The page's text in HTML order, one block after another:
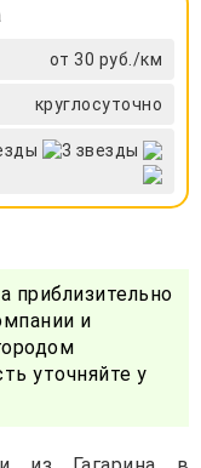
от 30 руб./км
круглосуточно
приблизительно
и
уточняйте у